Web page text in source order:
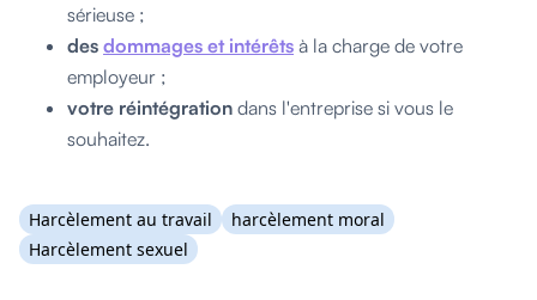
sérieuse ;
des dommages et intérêts à la charge de votre
employeur ;
votre réintégration dans l'entreprise si vous le
souhaitez.
Harcèlement au travail
harcèlement moral
Harcèlement sexuel